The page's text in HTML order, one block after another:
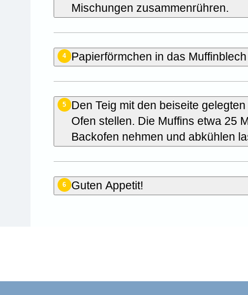
Mischungen zusammenrühren.
4 Papierförmchen in das
5
Den Teig mit den beiseite
Ofen stellen. Die Muffins etwa 25
Backofen nehmen und abkühlen
6 Guten Appetit!